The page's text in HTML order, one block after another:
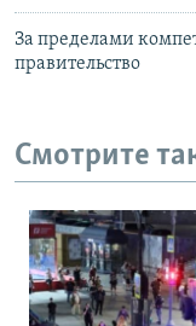
За пределами
правительство
Смотрите